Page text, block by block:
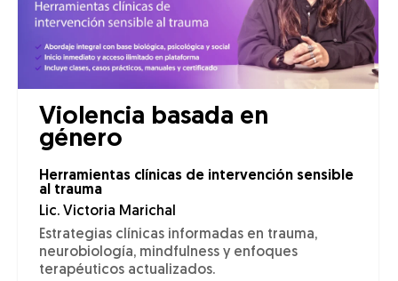
Violencia basada en
género
Herramientas clínicas de intervención sensible
al trauma
Lic. Victoria Marichal
Estrategias clínicas informadas en trauma,
neurobiología, mindfulness y enfoques
terapéuticos actualizados.